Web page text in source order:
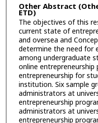
Other Abstract
ETD)
The objectives of this
current state of
and oversea and
determine the need for
among undergraduate
online
entrepreneurship for
institution. Six sample
administrators at
entrepreneurship
administrators at
entrepreneurship